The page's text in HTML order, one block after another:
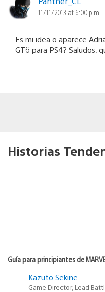
11/11/2013 at 6:00 p.m.
Es mi idea o aparece
GT6 para PS4? Saludos,
Historias
Guía para principiantes de
Kazuto Sekine
Game Director, Lead